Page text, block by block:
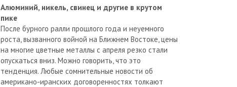
Алюминий, никель, свинец и другие в крутом
пике
После бурного ралли прошлого года и неуемного
роста, вызванного войной на Ближнем Востоке, цены
на многие цветные металлы с апреля резко стали
опускаться вниз. Можно говорить, что это
тенденция. Любые сомнительные новости об
американо-иранских договоренностях толкают